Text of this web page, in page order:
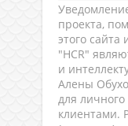
проекта,
этого сайта
"HCR"
и
Алены
для
клиентами.